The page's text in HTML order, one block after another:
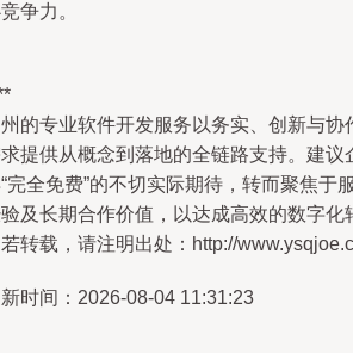
争力。
的专业软件开发服务以务实、创新与
提供从概念到落地的全链路支持。建议
完全免费”的不切实际期待，转而聚焦于
及长期合作价值，以达成高效的数字化
转载，请注明出处：http://
时间：2026-08-04 11:31:23